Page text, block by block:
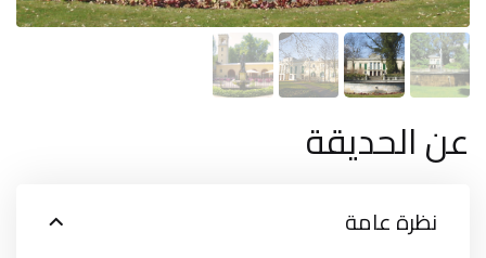
عن الحديقة
نظرة عامة